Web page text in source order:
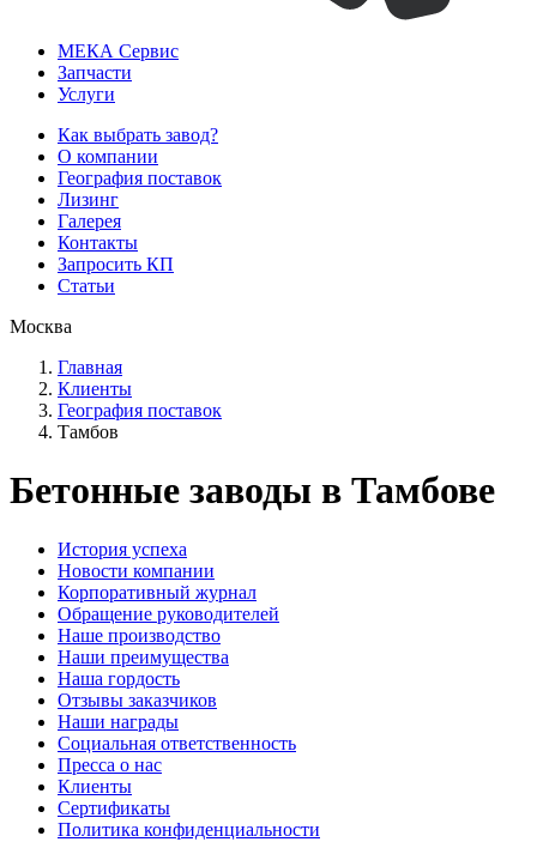
МЕКА Сервис
Запчасти
Услуги
Как выбрать завод?
О компании
География поставок
Лизинг
Галерея
Контакты
Запросить КП
Статьи
Москва
Главная
Клиенты
География поставок
Тамбов
Бетонные заводы в Тамбове
История успеха
Новости компании
Корпоративный журнал
Обращение руководителей
Наше производство
Наши преимущества
Наша гордость
Отзывы заказчиков
Наши награды
Социальная ответственность
Пресса о нас
Клиенты
Сертификаты
Политика конфиденциальности